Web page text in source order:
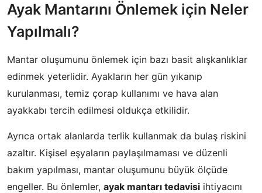
Ayak Mantarını Önlemek için Neler
Yapılmalı?
Mantar oluşumunu önlemek için bazı basit alışkanlıklar
edinmek yeterlidir. Ayakların her gün yıkanıp
kurulanması, temiz çorap kullanımı ve hava alan
ayakkabı tercih edilmesi oldukça etkilidir.
Ayrıca ortak alanlarda terlik kullanmak da bulaş riskini
azaltır. Kişisel eşyaların paylaşılmaması ve düzenli
bakım yapılması, mantar oluşumunu büyük ölçüde
engeller. Bu önlemler, ayak mantarı tedavisi ihtiyacını